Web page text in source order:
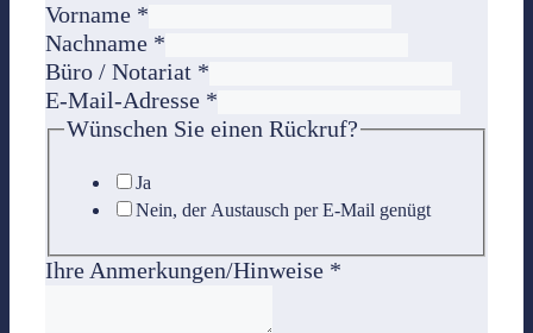
Vorname *
Nachname *
Büro / Notariat *
E-Mail-Adresse *
Wünschen Sie einen Rückruf?
Ja
Nein, der Austausch per E-Mail genügt
Ihre Anmerkungen/Hinweise *